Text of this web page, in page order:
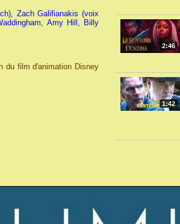
2:46
1:42
Zach Galifianakis (voix
Amy Hill, Billy
du film d'animation Disney